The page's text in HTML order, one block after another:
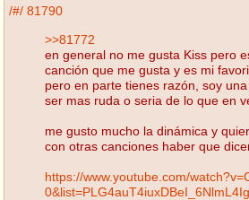
/#/ 81790
>>81772
en general no me gusta Kiss pero
canción que me gusta y es mi
pero en parte tienes razón, soy
ser mas ruda o seria de lo que en
me gusto mucho la dinámica y
con otras canciones haber que
https://www.youtube.com/